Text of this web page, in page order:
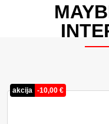
akcija -10,00 €